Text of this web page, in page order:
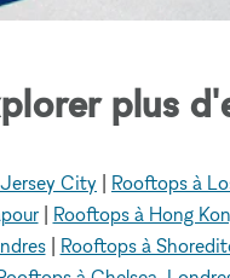
plus
City Rooftops à
| Rooftops à Hong
| Rooftops à